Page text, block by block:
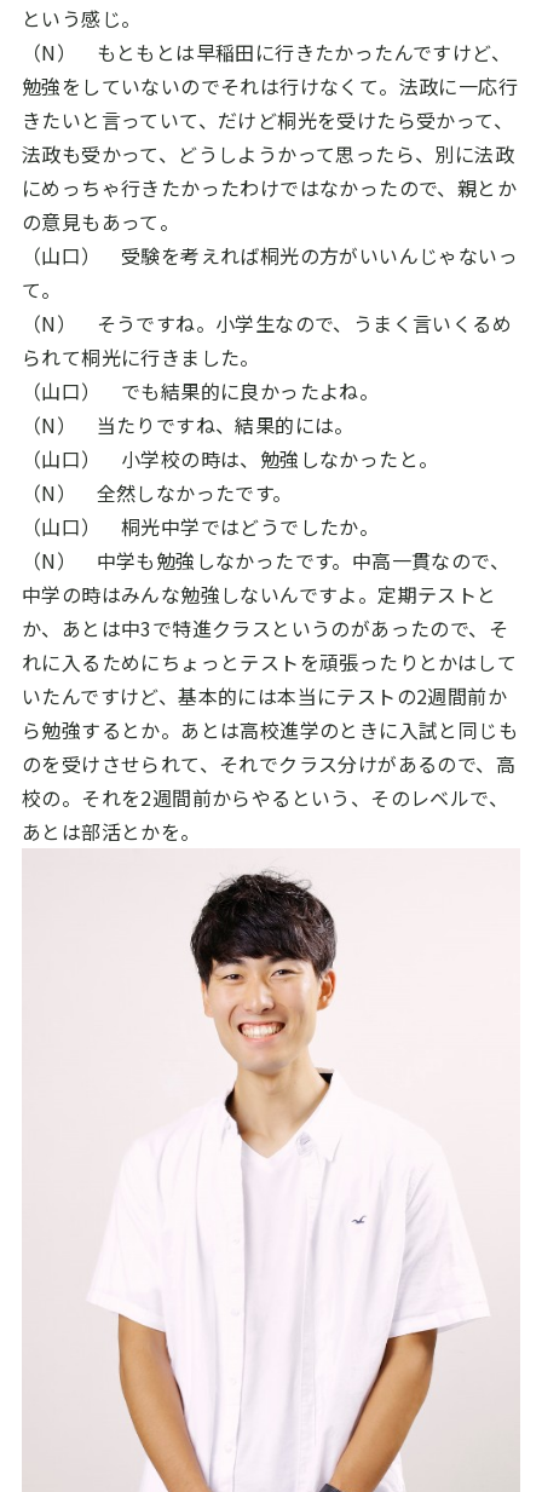
という感じ。
（N） もともとは早稲田に行きたかったんですけど、
勉強をしていないのでそれは行けなくて。法政に一応行
きたいと言っていて、だけど桐光を受けたら受かって、
法政も受かって、どうしようかって思ったら、別に法政
にめっちゃ行きたかったわけではなかったので、親とか
の意見もあって。
（山口） 受験を考えれば桐光の方がいいんじゃないっ
て。
（N） そうですね。小学生なので、うまく言いくるめ
られて桐光に行きました。
（山口） でも結果的に良かったよね。
（N） 当たりですね、結果的には。
（山口） 小学校の時は、勉強しなかったと。
（N） 全然しなかったです。
（山口） 桐光中学ではどうでしたか。
（N） 中学も勉強しなかったです。中高一貫なので、
中学の時はみんな勉強しないんですよ。定期テストと
か、あとは中3で特進クラスというのがあったので、そ
れに入るためにちょっとテストを頑張ったりとかはして
いたんですけど、基本的には本当にテストの2週間前か
ら勉強するとか。あとは高校進学のときに入試と同じも
のを受けさせられて、それでクラス分けがあるので、高
校の。それを2週間前からやるという、そのレベルで、
あとは部活とかを。